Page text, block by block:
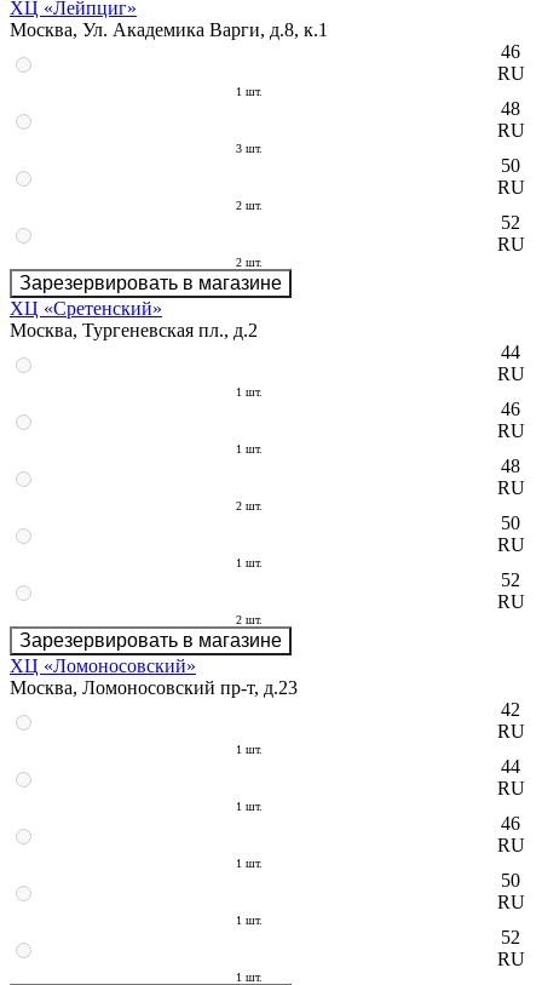
ХЦ «Лейпциг»
Москва, Ул. Академика Варги, д.8, к.1
46
RU
1 шт.
48
RU
3 шт.
50
RU
2 шт.
52
RU
2 шт.
Зарезервировать в магазине
ХЦ «Сретенский»
Москва, Тургеневская пл., д.2
44
RU
1 шт.
46
RU
1 шт.
48
RU
2 шт.
50
RU
1 шт.
52
RU
2 шт.
Зарезервировать в магазине
ХЦ «Ломоносовский»
Москва, Ломоносовский пр-т, д.23
42
RU
1 шт.
44
RU
1 шт.
46
RU
1 шт.
50
RU
1 шт.
52
RU
1 шт.